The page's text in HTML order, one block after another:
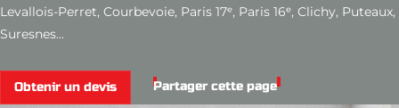
Levallois-Perret, Courbevoie, Paris 17ᵉ, Paris 16ᵉ, Clichy, Puteaux,
Suresnes...
Obtenir un devis Partager cette page